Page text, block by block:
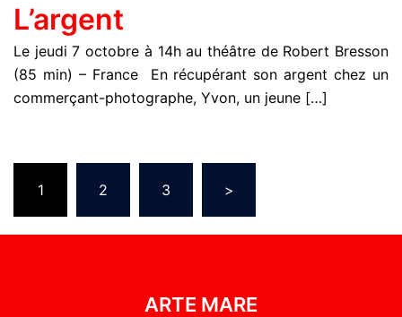
L’argent
Le jeudi 7 octobre à 14h au théâtre de Robert Bresson
(85 min) – France En récupérant son argent chez un
commerçant-photographe, Yvon, un jeune […]
1 2 3 >
ARTE MARE